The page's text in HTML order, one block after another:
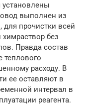
установлены
выполнен из
прочистки всей
без
Правда состав
теплового
расходу. В
ее оставляют в
интервал в
реагента.